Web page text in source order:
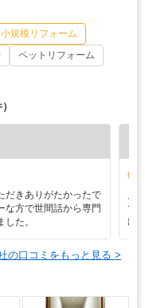
小規模リフォーム
ペットリフォーム
だきありがたかったで
な方で世間話から専門
た。
で
出
の口コミをもっと見る >